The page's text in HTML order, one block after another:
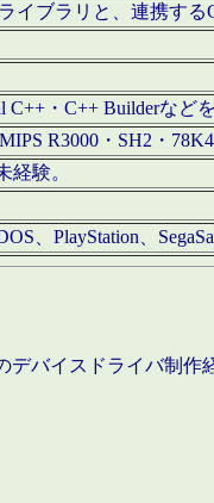
イブラリと、連携する
・C++ Builderなどを
R3000・SH2・
経験。
、PlayStation、
バイスドライバ制作